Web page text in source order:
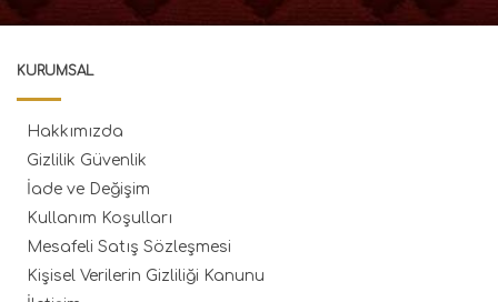
KURUMSAL
Hakkımızda
Gizlilik Güvenlik
İade ve Değişim
Kullanım Koşulları
Mesafeli Satış Sözleşmesi
Kişisel Verilerin Gizliliği Kanunu